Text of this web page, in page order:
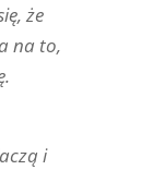
że
na to,
i